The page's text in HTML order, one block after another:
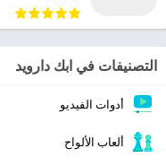
التصنيفات في ابك دارويد
أدوات الفيديو
ألعاب الألواح